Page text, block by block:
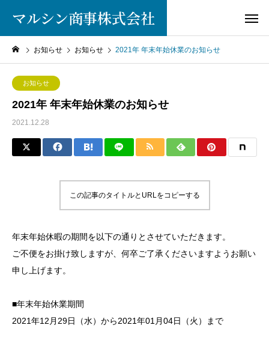
マルシン商事株式会社
お知らせ お知らせ 2021年 年末年始休業のお知らせ
お知らせ
2021年 年末年始休業のお知らせ
2021.12.28
この記事のタイトルとURLをコピーする
年末年始休暇の期間を以下の通りとさせていただきます。
ご不便をお掛け致しますが、何卒ご了承くださいますようお願い
申し上げます。
■年末年始休業期間
2021年12月29日（水）から2021年01月04日（火）まで